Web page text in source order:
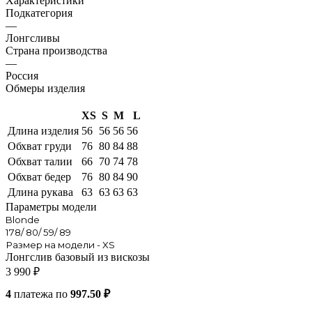
Подкатегория
—
Лонгсливы
Страна производства
—
Россия
Обмеры изделия
XS S M
L
Длина изделия 56 56 56 56
Обхват груди
76 80 84 88
Обхват талии
66 70 74 78
Обхват бедер
76 80 84 90
Длина рукава
63 63 63 63
Параметры модели
Blonde
178/ 80/ 59/ 89
Размер на модели - XS
Лонгслив базовый из вискозы
3 990 ₽
4 платежа по 997.50 ₽